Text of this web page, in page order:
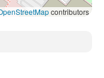
contributors